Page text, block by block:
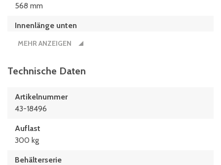
568 mm
Innenlänge unten
559 x 359 x 252 (mm)
600 mm
600 x 400 (mm)
MEHR ANZEIGEN
Technische Daten
Artikelnummer
43-18496
Auflast
300 kg
Behälterserie